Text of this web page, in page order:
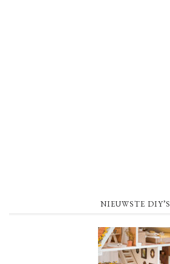
NIEUWSTE DIY’S